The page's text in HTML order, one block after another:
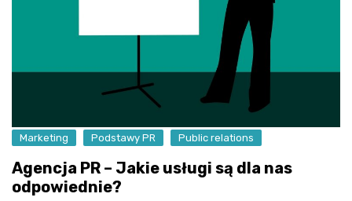
Marketing Podstawy PR Public relations
Agencja PR – Jakie usługi są dla nas
odpowiednie?